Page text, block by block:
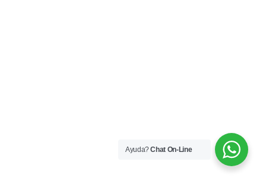
Ayuda?Chat On-Line